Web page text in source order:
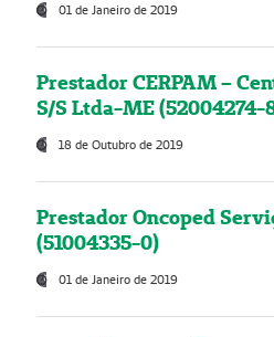
01 de Janeiro de 2019
Prestador CERPAM –
S/S Ltda-ME (52004274-
18 de Outubro de 2019
Prestador Oncoped
(51004335-0)
01 de Janeiro de 2019